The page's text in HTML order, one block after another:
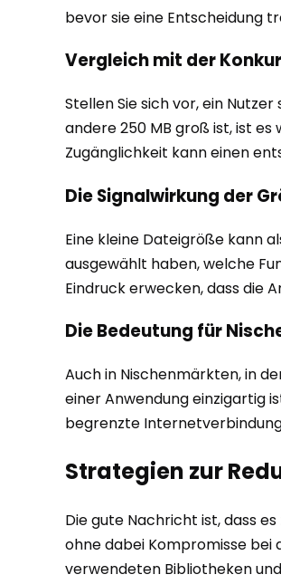
bevor sie eine Entscheidung
Vergleich mit der
Stellen Sie sich vor, ein
andere 250 MB groß ist, ist
Zugänglichkeit kann einen
Die Signalwirkung der
Eine kleine Dateigröße kann
ausgewählt haben, welche
Eindruck erwecken, dass die
Die Bedeutung für
Auch in Nischenmärkten, in
einer Anwendung einzigartig
begrenzte
Strategien zur
Die gute Nachricht ist, dass
ohne dabei Kompromisse bei
verwendeten Bibliotheken